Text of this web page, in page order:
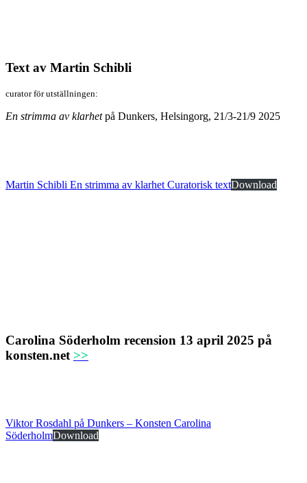
Text av Martin Schibli
curator för utställningen:
En strimma av klarhetpå Dunkers, Helsingorg, 21/3-21/9 2025
Martin Schibli En strimma av klarhet Curatorisk textDownload
Carolina Söderholm recension 13 april 2025 på
konsten.net >>
Viktor Rosdahl på Dunkers – Konsten Carolina
SöderholmDownload